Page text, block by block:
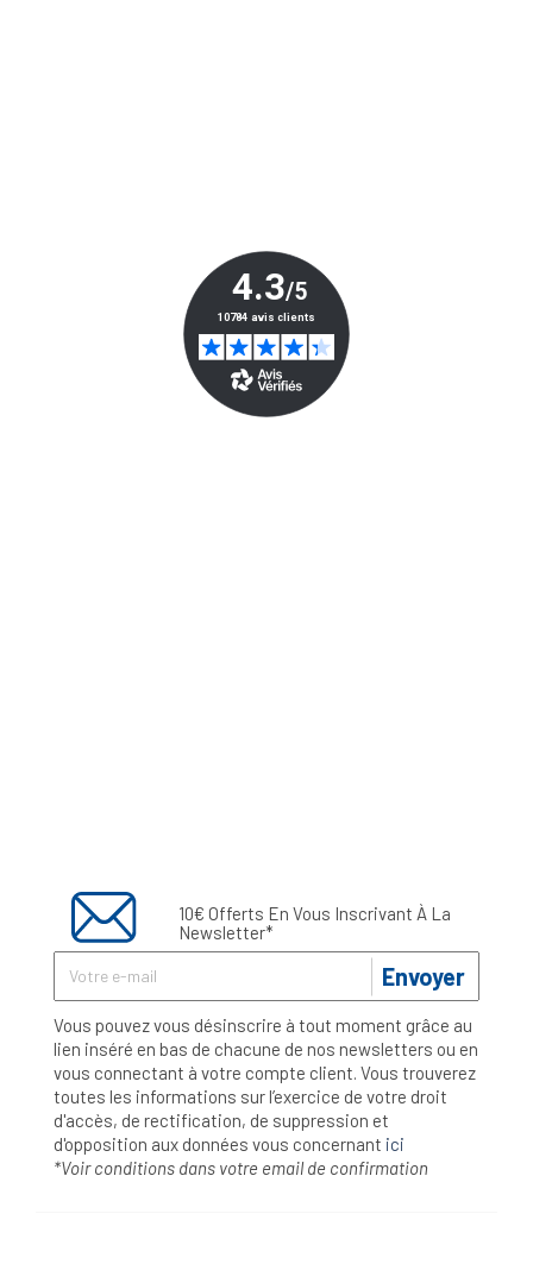
10€ Offerts En Vous Inscrivant À La
Newsletter*
Envoyer
Vous pouvez vous désinscrire à tout moment grâce au
lien inséré en bas de chacune de nos newsletters ou en
vous connectant à votre compte client. Vous trouverez
toutes les informations sur l’exercice de votre droit
d'accès, de rectification, de suppression et
d'opposition aux données vous concernant ici
*Voir conditions dans votre email de confirmation